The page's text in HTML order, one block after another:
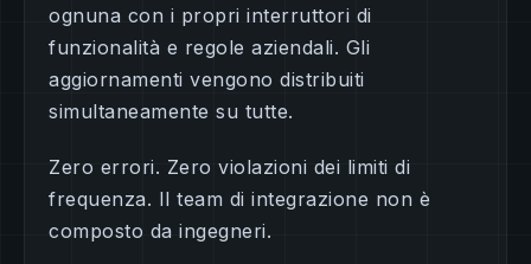
ognuna con i propri interruttori di
funzionalità e regole aziendali. Gli
aggiornamenti vengono distribuiti
simultaneamente su tutte.
Zero errori. Zero violazioni dei limiti di
frequenza. Il team di integrazione non è
composto da ingegneri.